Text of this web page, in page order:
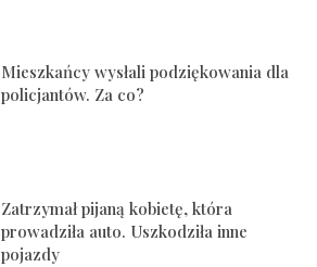
Mieszkańcy wysłali podziękowania dla
policjantów. Za co?
Zatrzymał pijaną kobietę, która
prowadziła auto. Uszkodziła inne
pojazdy